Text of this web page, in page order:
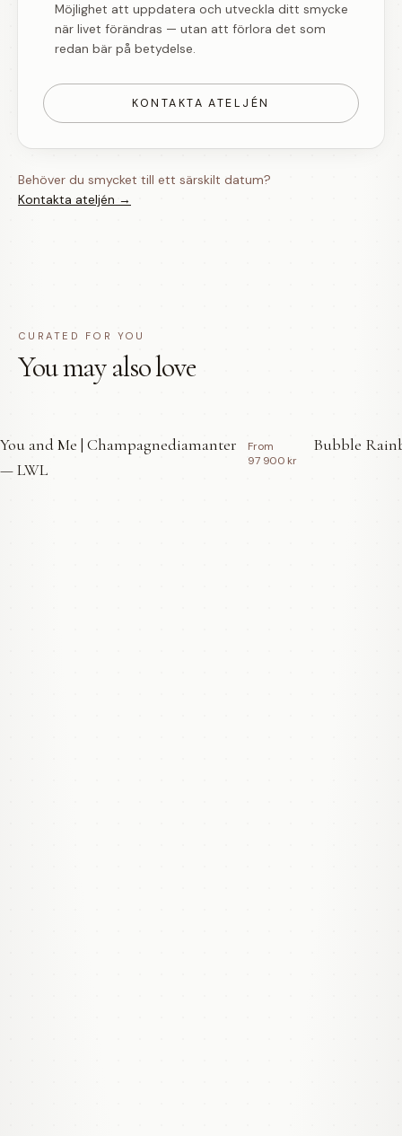
Möjlighet att uppdatera och utveckla ditt smycke
när livet förändras — utan att förlora det som
redan bär på betydelse.
KONTAKTA ATELJÉN
Behöver du smycket till ett särskilt datum?
Kontakta ateljén →
CURATED FOR YOU
You may also love
You and Me | Champagnediamanter
— LWL
From
97 900 kr
Bubble